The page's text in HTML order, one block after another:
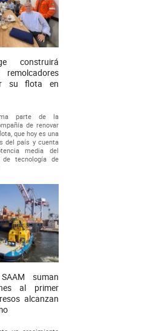
construirá
su flota en
parte de la
de renovar
que hoy es una
del país y cuenta
media del
de tecnología de
suman
al primer
alcanzan